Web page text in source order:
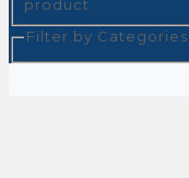
product
Filter by Categories